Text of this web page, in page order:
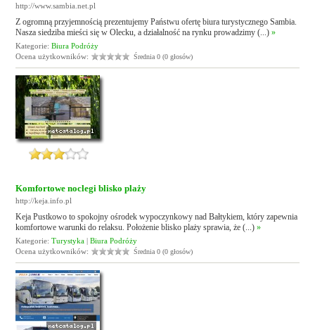
http://www.sambia.net.pl
Z ogromną przyjemnością prezentujemy Państwu ofertę biura turystycznego Sambia.
Nasza siedziba mieści się w Olecku, a działalność na rynku prowadzimy (...)»
Kategorie:Biura Podróży
Ocena użytkowników:
Średnia 0 (0 głosów)
Komfortowe noclegi blisko plaży
http://keja.info.pl
Keja Pustkowo to spokojny ośrodek wypoczynkowy nad Bałtykiem, który zapewnia
komfortowe warunki do relaksu. Położenie blisko plaży sprawia, że (...)»
Kategorie:Turystyka |Biura Podróży
Ocena użytkowników:
Średnia 0 (0 głosów)